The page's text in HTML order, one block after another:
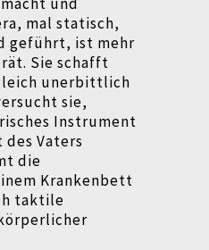
mal statisch,
geführt, ist mehr
Sie schafft
unerbittlich
sie,
Instrument
Vaters
die
Krankenbett
taktile